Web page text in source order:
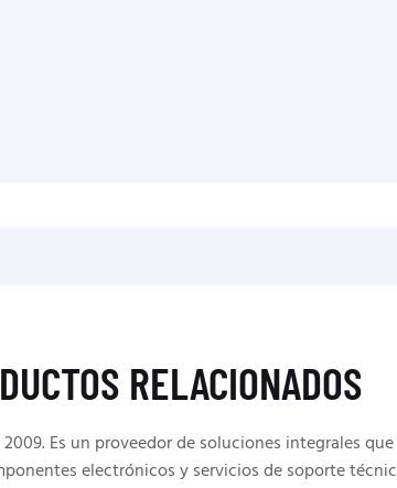
RELACIONADOS
Es un proveedor de soluciones integrales
electrónicos y servicios de soporte